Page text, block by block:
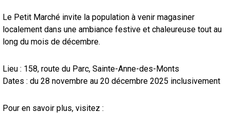
Le Petit Marché invite la population à venir magasiner
localement dans une ambiance festive et chaleureuse tout au
long du mois de décembre.
Lieu : 158, route du Parc, Sainte-Anne-des-Monts
Dates : du 28 novembre au 20 décembre 2025 inclusivement
Pour en savoir plus, visitez :